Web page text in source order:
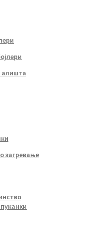
алишта
загревање